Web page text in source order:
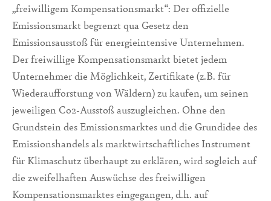
„freiwilligem Kompensationsmarkt“: Der offizielle
Emissionsmarkt begrenzt qua Gesetz den
Emissionsausstoß für energieintensive Unternehmen.
Der freiwillige Kompensationsmarkt bietet jedem
Unternehmer die Möglichkeit, Zertifikate (z.B. für
Wiederaufforstung von Wäldern) zu kaufen, um seinen
jeweiligen Co2-Ausstoß auszugleichen. Ohne den
Grundstein des Emissionsmarktes und die Grundidee des
Emissionshandels als marktwirtschaftliches Instrument
für Klimaschutz überhaupt zu erklären, wird sogleich auf
die zweifelhaften Auswüchse des freiwilligen
Kompensationsmarktes eingegangen, d.h. auf